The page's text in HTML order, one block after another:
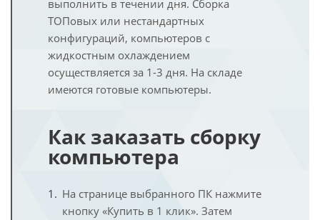
выполнить в течении дня. Сборка
ТОПовых или нестандартных
конфигураций, компьютеров с
жидкостным охлаждением
осуществляется за 1-3 дня. На складе
имеются готовые компьютеры.
Как заказать сборку
компьютера
На странице выбранного ПК нажмите
кнопку «Купить в 1 клик». Затем